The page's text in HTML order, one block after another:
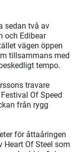
sedan två av
och Edibear
vägen öppen
tillsammans med
tempo.
travare
Of Speed
från rygg
för åttaåringen
Heart Of Steel som